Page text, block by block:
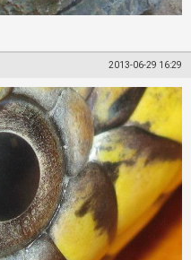
2013-06-29 16:29